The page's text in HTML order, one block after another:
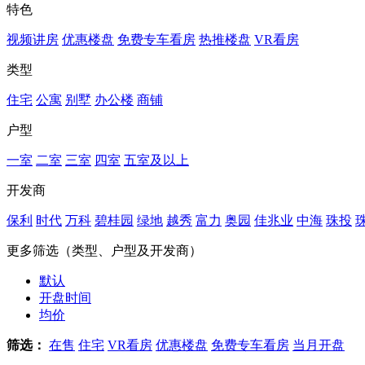
特色
视频讲房 优惠楼盘 免费专车看房 热推楼盘 VR看房
类型
住宅 公寓 别墅 办公楼 商铺
户型
一室 二室 三室 四室 五室及以上
开发商
保利 时代 万科 碧桂园 绿地 越秀 富力 奥园 佳兆业 中海 珠投
更多筛选（类型、户型及开发商）
默认
开盘时间
均价
筛选： 在售 住宅 VR看房 优惠楼盘 免费专车看房 当月开盘